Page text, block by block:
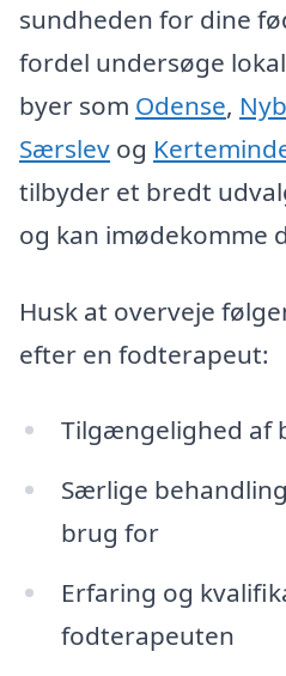
sundheden for dine
fordel undersøge
byer som Odense,
Særslev og
tilbyder et bredt
og kan imødekomme
Husk at overveje
efter en fodterapeut:
Tilgængelighed af
Særlige
brug for
Erfaring og
fodterapeuten